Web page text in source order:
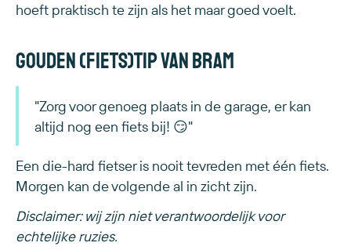
hoeft praktisch te zijn als het maar goed voelt.
Gouden (fiets)tip van Bram
"Zorg voor genoeg plaats in de garage, er kan
altijd nog een fiets bij! 😏"
Een die-hard fietser is nooit tevreden met één fiets.
Morgen kan de volgende al in zicht zijn.
Disclaimer: wij zijn niet verantwoordelijk voor
echtelijke ruzies.